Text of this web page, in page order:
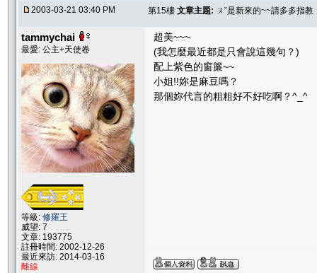
2003-03-21 03:40 PM 第15樓 文章主題: ㄡˇ是新來的~~請多多指教
tammychai
最愛: 公主+天使卷
等級: 修羅王
威望: 7
文章: 193775
註冊時間: 2002-12-26
最近來訪: 2014-03-16
離線
超美~~~
(我怎麼最近都是只會說這幾句？)
配上紫色的窗簾~~
小姐!!妳是麻豆嗎？
那個妳代言的粗粗好不好吃啊？^_^